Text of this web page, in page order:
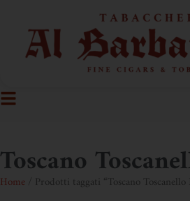
Toscano
Home / Prodotti taggati “Toscano